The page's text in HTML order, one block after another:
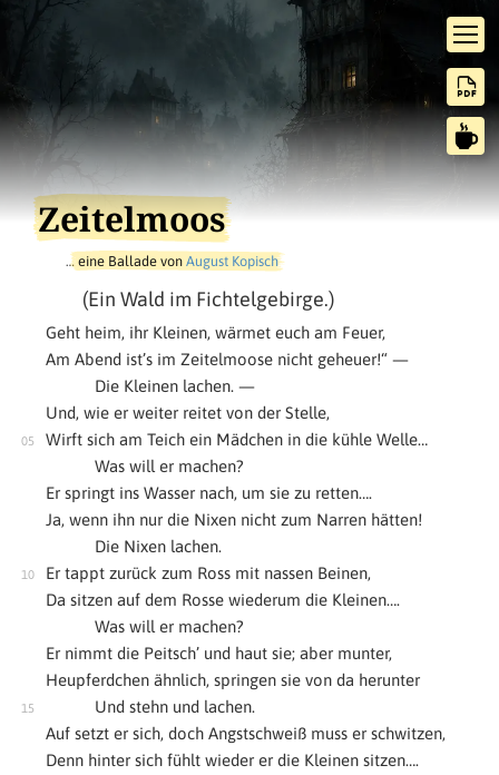
Zeitelmoos
… eine Ballade vonAugust Kopisch
(Ein Wald im Fichtelgebirge.)
Geht heim, ihr Kleinen, wärmet euch am Feuer,
Am Abend ist’s im Zeitelmoose nicht geheuer!“ —
Die Kleinen lachen. —
Und, wie er weiter reitet von der Stelle,
Wirft sich am Teich ein Mädchen in die kühle Welle…
Was will er machen?
Er springt ins Wasser nach, um sie zu retten….
Ja, wenn ihn nur die Nixen nicht zum Narren hätten!
Die Nixen lachen.
Er tappt zurück zum Ross mit nassen Beinen,
Da sitzen auf dem Rosse wiederum die Kleinen….
Was will er machen?
Er nimmt die Peitsch’ und haut sie; aber munter,
Heupferdchen ähnlich, springen sie von da herunter
Und stehn und lachen.
Auf setzt er sich, doch Angstschweiß muss er schwitzen,
Denn hinter sich fühlt wieder er die Kleinen sitzen….